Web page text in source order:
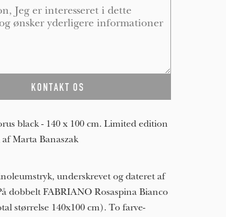
black - 140 x 100 cm. Limited edition
Marta Banaszak
underskrevet og dateret af
dobbelt FABRIANO Rosaspina Bianco
størrelse 140x100 cm). To farve-